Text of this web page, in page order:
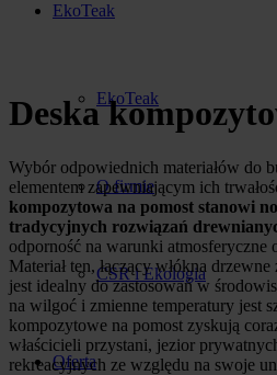
EkoTeak
EkoTeak
O firmie
CSR i Ekologia
Oferta
Deska
Wybór odpowiednich materiałów do
elementem zapewniającym ich
kompozytowa na pomost stanowi
tradycyjnych rozwiązań
odporność na warunki atmosferyczne
Materiał ten, łączący włókna
jest idealny do zastosowań w
na wilgoć i zmienne temperatury jest
kompozytowe na pomost zyskują
właścicieli przystani, jezior
rekreacyjnych ze względu na swoje